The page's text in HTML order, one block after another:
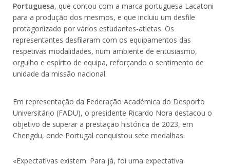
Portuguesa, que contou com a marca portuguesa Lacatoni
para a produção dos mesmos, e que incluiu um desfile
protagonizado por vários estudantes-atletas. Os
representantes desfilaram com os equipamentos das
respetivas modalidades, num ambiente de entusiasmo,
orgulho e espírito de equipa, reforçando o sentimento de
unidade da missão nacional.
Em representação da Federação Académica do Desporto
Universitário (FADU), o presidente Ricardo Nora destacou o
objetivo de superar a prestação histórica de 2023, em
Chengdu, onde Portugal conquistou sete medalhas.
«Expectativas existem. Para já, foi uma expectativa